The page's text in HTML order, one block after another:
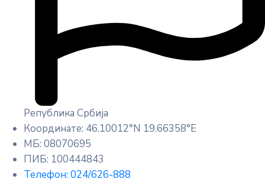
Република Србија
Координате: 46.10012°N 19.66358°E
МБ: 08070695
ПИБ: 100444843
Телефон: 024/626-888